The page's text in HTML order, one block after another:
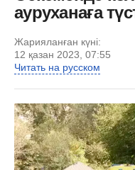
ауруханаға
Жарияланған күні:
12 қазан 2023, 07:55
Читать на русском